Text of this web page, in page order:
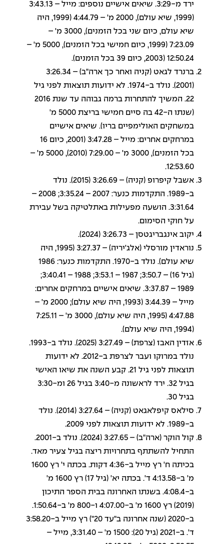
ירד מ-3:29. שיאים אישיים נוספים: מייל – 3:43.13
(1999, שיא עולם), 2000 מ' – 4:44.79 (1999, היה
שיא עולם, כיום שני בכל הזמנים), 3000 מ' –
7:23.09 (1999, כיום חמישי בכל הזמנים), 5000 מ' –
12:50.24 (2003, כיום 39 בכל הזמנים).
ברנרד לגאט (קניה ואחר כך ארה"ב) – 3:26.34
(2001). נולד ב-1974. לא ידועות תוצאות לפני גיל
22. המשיך להתחרות ברמה גבוהה עד שנת 2016
(שנתו ה-42 בה סיים חמישי בריצת 5000 מ'
במשחקים האולימפיים בריו). שיאים אישיים
במרחקים אחרים: מייל – 3:47.28 (2001, כיום 16
בכל הזמנים), 3000 מ' – 7:29.00 (2010), 5000 מ' –
12:53.60.
אשבל קיפרופ (קניה) – 3:26.69 (2015). נולד
ב-1989. התקדמות כנער: 2007 – 3:35.24; 2008 –
3:31.64. הושעה מפעילות באתלטיקה בשל עבירת
על חוקי הסימום.
יקוב אינגבריגטסן – 3:26.73 (2024).
נוראדין מורסלי (אלג'יריה) – 3:27.37 (1995, היה
שיא עולם). נולד ב-1970. התקדמות כנער: 1986
(גיל 16) – 3:50.7; 1987 – 3:53.1; 1988 – 3:40.41;
1989 – 3:37.87. שיאים אישיים במרחקים אחרים:
מייל – 3:44.39 (1993, היה שיא עולם); 2000 מ' –
4:47.88 (1995, היה שיא עולם), 3000 מ' – 7:25.11
(1994, היה שיא עולם).
אזדין האבז (צרפת) – 3:27.49 (2025). נולד ב-1993.
נולד במרוקו ועבר לצרפת ב-2012. לא ידועות
תוצאות לפני גיל 21. קבע השנה את שיאו האישי
בגיל 32. ירד לראשונה מ-3:40 בגיל 26 ומ-3:30
בגיל 30.
סילאס קיפלאגאט (קניה) – 3:27.64 (2014). נולד
ב-1989. לא ידועות תוצאות לפני 2009.
קול הוקר (ארה"ב) – 3:27.65 (2024). נולד ב-2001.
התחיל להשתתף בתחרויות ריצה בגיל צעיר מאד.
בכיתה ח' רץ מייל ב-4:36 דקות. בכתה י' רץ 1600
מ' ב-4:13.58 ד'. בכתה יא' (גיל 17) רץ 1600 מ'
ב-4:08.4. בשנתו האחרונה בבית הספר התיכון
(2019) רץ 1600 מ' ב-4:07.00 ו-800 מ' ב-1:50.64.
ב-2020 (שנה אחרונה ב"עד 20") רץ מייל ב-3:58.20
ד'. ב-2021 (גיל 20): 1500 מ' – 3:31.40, מייל –